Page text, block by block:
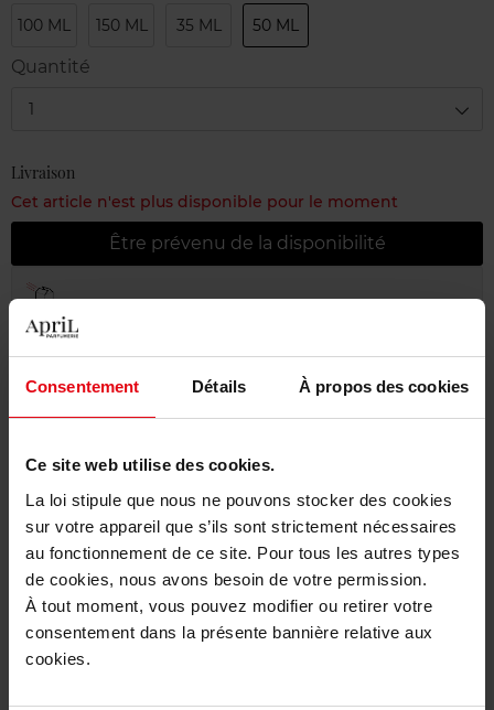
Consentement Détails À propos des cookies
Ce site web utilise des cookies.
La loi stipule que nous ne pouvons stocker des cookies
sur votre appareil que s’ils sont strictement nécessaires
au fonctionnement de ce site. Pour tous les autres types
de cookies, nous avons besoin de votre permission.
À tout moment, vous pouvez modifier ou retirer votre
consentement dans la présente bannière relative aux
cookies.
100 ML 150 ML 35 ML 50 ML
Quantité
1
Livraison
Cet article n'est plus disponible pour le moment
Être prévenu de la disponibilité
Retour gratuit dans votre magasin
Emballage cadeau offert
Description
Conseil d'utilisation
Caractéristiques